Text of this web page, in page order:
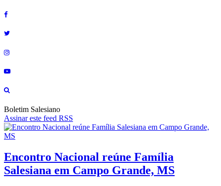
Boletim Salesiano
Assinar este feed RSS
Encontro Nacional reúne Família
Salesiana em Campo Grande, MS